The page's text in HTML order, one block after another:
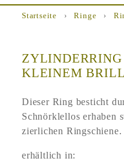
Startseite › Ringe ›
ZYLINDERRING
LEINEM
Dieser Ring besticht
Schnörklellos erhaben
zierlichen Ringschiene.
erhältlich in: